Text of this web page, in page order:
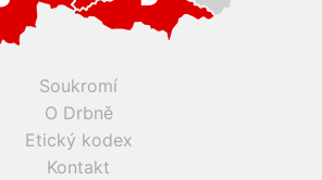
Soukromí
O Drbně
Etický kodex
Kontakt